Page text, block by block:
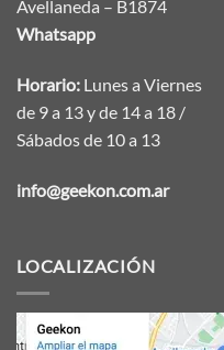
Avellaneda – B1874
Whatsapp
Horario: Lunes a Viernes
de 9 a 13 y de 14 a 18 /
Sábados de 10 a 13
info@geekon.com.ar
LOCALIZACIÓN